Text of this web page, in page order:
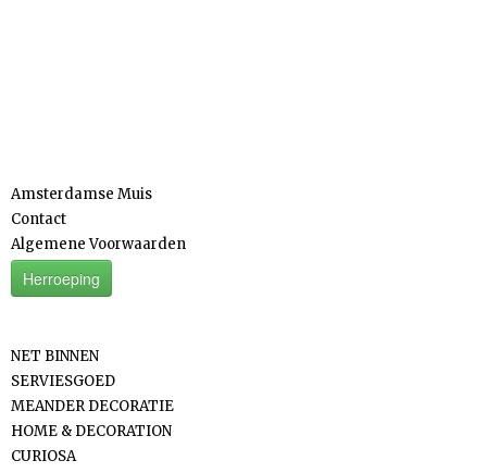
Amsterdamse Muis
Contact
Algemene Voorwaarden
Herroeping
NET BINNEN
SERVIESGOED
MEANDER DECORATIE
HOME & DECORATION
CURIOSA